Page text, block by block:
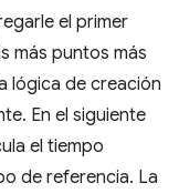
el primer
más puntos más
lógica de creación
En el siguiente
el tiempo
de referencia. La